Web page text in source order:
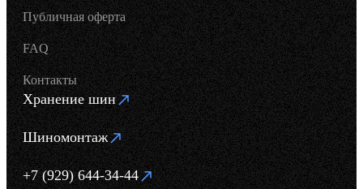
Публичная оферта
FAQ
Контакты
Хранение шин
Шиномонтаж
+7 (929) 644-34-44